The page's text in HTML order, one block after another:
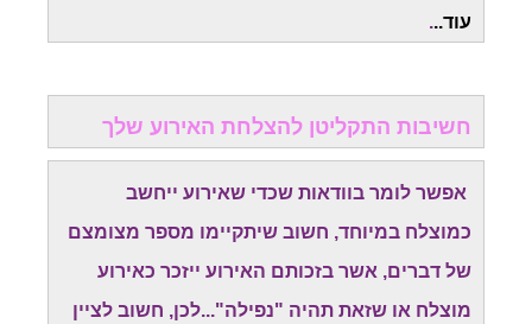
עוד...
חשיבות התקליטן להצלחת האירוע שלך
אפשר לומר בוודאות שכדי שאירוע ייחשב
כמוצלח במיוחד, חשוב שיתקיימו מספר מצומצם
של דברים, אשר בזכותם האירוע ייזכר כאירוע
מוצלח או שזאת תהיה "נפילה"...לכן, חשוב לציין